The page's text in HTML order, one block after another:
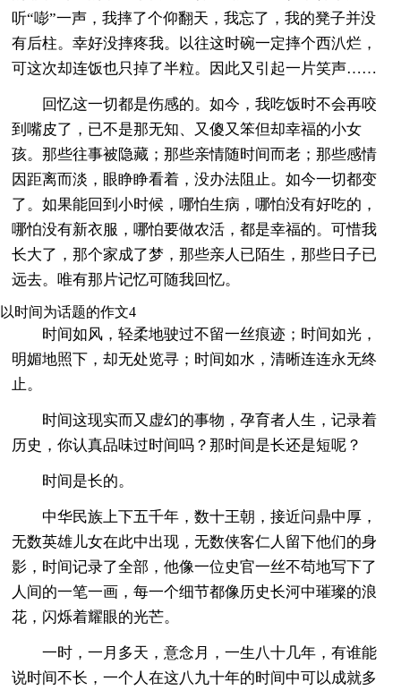
听“嘭”一声，我摔了个仰翻天，我忘了，我的凳子并没
有后柱。幸好没摔疼我。以往这时碗一定摔个西汃烂，
可这次却连饭也只掉了半粒。因此又引起一片笑声……
回忆这一切都是伤感的。如今，我吃饭时不会再咬
到嘴皮了，已不是那无知、又傻又笨但却幸福的小女
孩。那些往事被隐藏；那些亲情随时间而老；那些感情
因距离而淡，眼睁睁看着，没办法阻止。如今一切都变
了。如果能回到小时候，哪怕生病，哪怕没有好吃的，
哪怕没有新衣服，哪怕要做农活，都是幸福的。可惜我
长大了，那个家成了梦，那些亲人已陌生，那些日子已
远去。唯有那片记忆可随我回忆。
以时间为话题的作文4
时间如风，轻柔地驶过不留一丝痕迹；时间如光，
明媚地照下，却无处览寻；时间如水，清晰连连永无终
止。
时间这现实而又虚幻的事物，孕育者人生，记录着
历史，你认真品味过时间吗？那时间是长还是短呢？
时间是长的。
中华民族上下五千年，数十王朝，接近问鼎中厚，
无数英雄儿女在此中出现，无数侠客仁人留下他们的身
影，时间记录了全部，他像一位史官一丝不苟地写下了
人间的一笔一画，每一个细节都像历史长河中璀璨的浪
花，闪烁着耀眼的光芒。
一时，一月多天，意念月，一生八十几年，有谁能
说时间不长，一个人在这八九十年的时间中可以成就多